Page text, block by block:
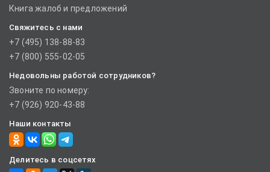
Книга жалоб и предложений
Свяжитесь с нами
+7 (495) 138-88-83
+7 (800) 555-02-05
Недовольны работой сотрудников?
Звоните по номеру:
+7 (926) 920-43-88
Наши контакты
Делитесь в соцсетях